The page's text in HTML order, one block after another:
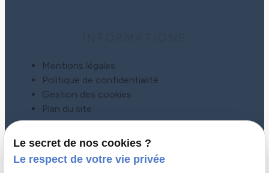
Mentions légales
Politique de confidentialité
Gestion des cookies
Plan du site
Le secret de nos cookies ?
Le respect de votre vie privée